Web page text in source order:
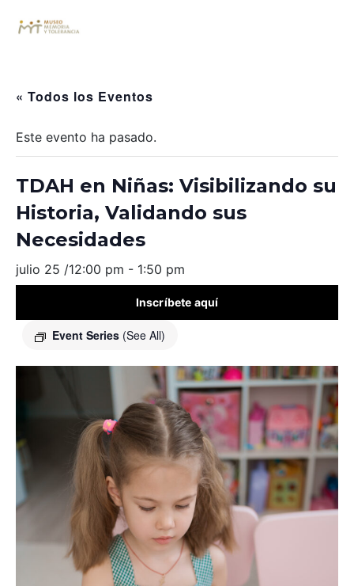
« Todos los Eventos
Este evento ha pasado.
TDAH en Niñas: Visibilizando su
Historia, Validando sus
Necesidades
julio 25 /12:00 pm - 1:50 pm
Event Series (See All)
Inscríbete aquí